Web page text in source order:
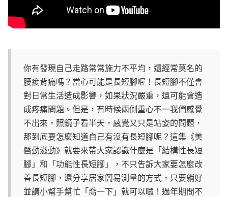
你有發現自己走路常常施力不平均，還經常莫名的
腰痠背痛嗎？當心可能是長短腳喔！長短腳不僅會
對日常生活造成影響，如果狀況嚴重，還可能會造
成疼痛問題。但是，有時候兩側重心不一我們感覺
不出來，照鏡子看半天，感覺又只是站姿的問題，
那到底要怎麼知道自己有沒有長短腳呢？這集《美
醫動滋動》就要來帶大家認識什麼是「結構性長短
腳」和「功能性長短腳」，不只告訴大家要怎麼改
善長短腳，還分享居家簡易測量的方式，只要躺好
並請小幫手幫忙「喬一下」就可以囉！過年期間不